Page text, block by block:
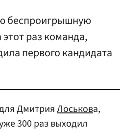
беспроигрышную
раз команда,
первого кандидата
ДмитрияЛоськова,
300 раз выходил